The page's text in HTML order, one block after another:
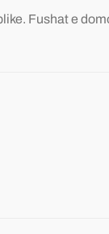
Fushat e